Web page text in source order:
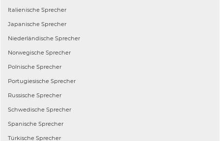
Italienische Sprecher
Japanische Sprecher
Niederländische Sprecher
Norwegische Sprecher
Polnische Sprecher
Portugiesische Sprecher
Russische Sprecher
Schwedische Sprecher
Spanische Sprecher
Türkische Sprecher